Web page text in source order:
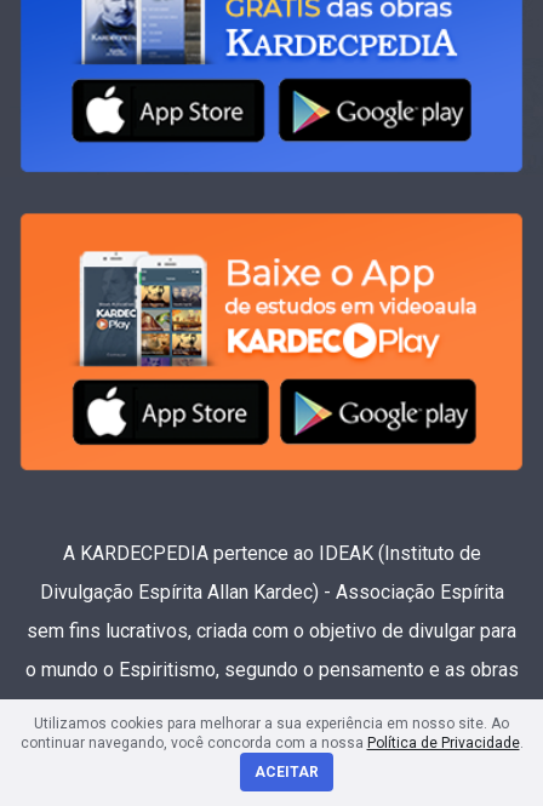
A KARDECPEDIA pertence ao IDEAK (Instituto de
Divulgação Espírita Allan Kardec) - Associação Espírita
sem fins lucrativos, criada com o objetivo de divulgar para
o mundo o Espiritismo, segundo o pensamento e as obras
Utilizamos cookies para melhorar a sua experiência em nosso site. Ao
continuar navegando, você concorda com a nossa Política de Privacidade.
ACEITAR